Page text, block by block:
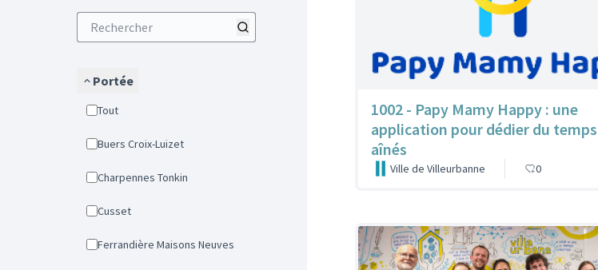
Portée
Tout
Buers Croix-Luizet
Charpennes Tonkin
Cusset
Ferrandière Maisons Neuves
1002 - Papy Mamy Happy : une
application pour dédier du
aînés
Ville de Villeurbanne 0